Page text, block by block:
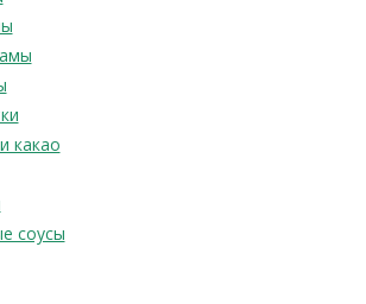
какао
соусы